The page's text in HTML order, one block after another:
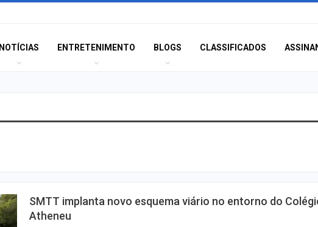
NOTÍCIAS ENTRETENIMENTO BLOGS CLASSIFICADOS
SMTT implanta novo esquema viário no entorno do
Atheneu
Idoso sofre mal
Prouni 2026:
resultado de